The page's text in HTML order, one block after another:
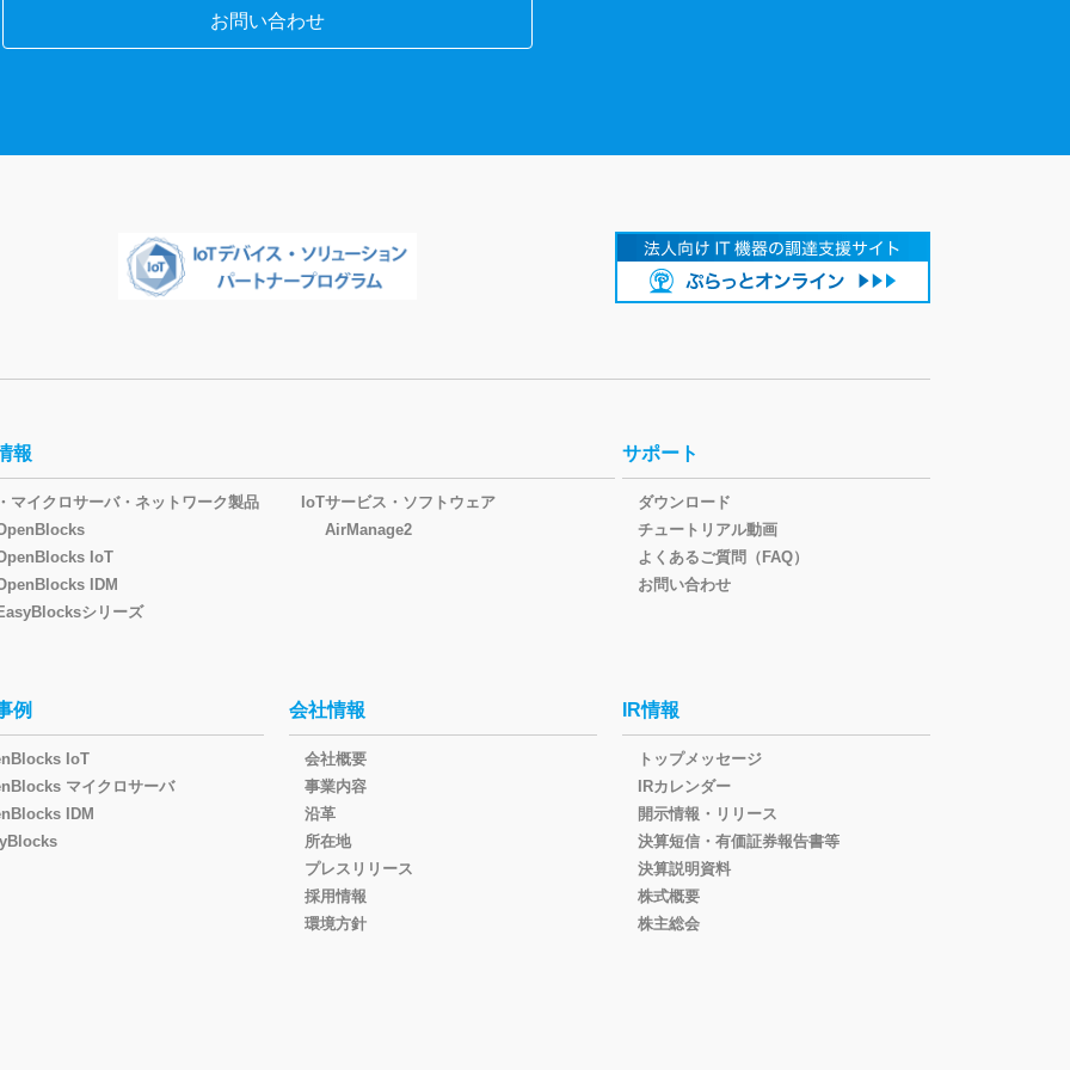
お問い合わせ
報
マイクロサーバ・ネットワーク製品
IoT
IDM
シリーズ
IoTサービス・ソフトウェア
AirManage2
サポート
ダウンロード
チュートリアル動画
よくあるご質問（FAQ）
お問い合わせ
例
IoT
マイクロサーバ
IDM
会社情報
会社概要
事業内容
沿革
所在地
プレスリリース
採用情報
環境方針
IR情報
トップメッセージ
IRカレンダー
開示情報・リリース
決算短信・有価証券報告書等
決算説明資料
株式概要
株主総会